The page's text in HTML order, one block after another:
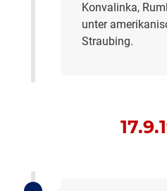
Konvalinka,
unter
Straubing.